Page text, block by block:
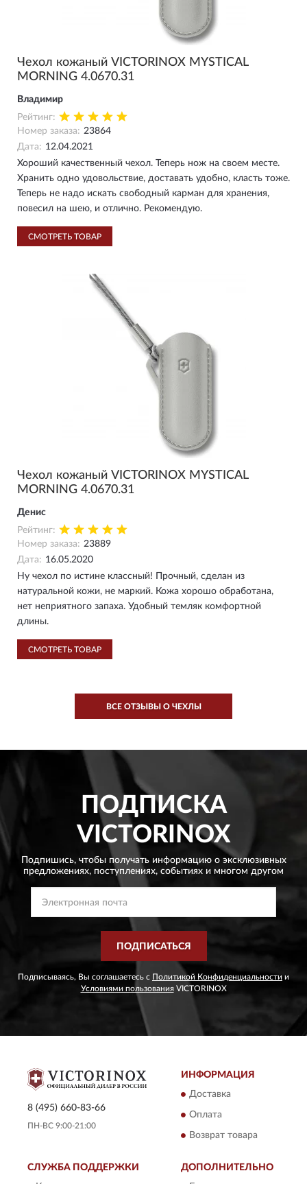
Чехол кожаный VICTORINOX MYSTICAL
MORNING 4.0670.31
Владимир
Рейтинг:
Номер заказа: 23864
Дата: 12.04.2021
Хороший качественный чехол. Теперь нож на своем месте.
Хранить одно удовольствие, доставать удобно, класть тоже.
Теперь не надо искать свободный карман для хранения,
повесил на шею, и отлично. Рекомендую.
СМОТРЕТЬ ТОВАР
Чехол кожаный VICTORINOX MYSTICAL
MORNING 4.0670.31
Денис
Рейтинг:
Номер заказа: 23889
Дата: 16.05.2020
Ну чехол по истине классный! Прочный, сделан из
натуральной кожи, не маркий. Кожа хорошо обработана,
нет неприятного запаха. Удобный темляк комфортной
длины.
СМОТРЕТЬ ТОВАР
ВСЕ ОТЗЫВЫ О ЧЕХЛЫ
ПОДПИСКА
VICTORINOX
Подпишись, чтобы получать информацию о эксклюзивных
предложениях, поступлениях, событиях и многом другом
ПОДПИСАТЬСЯ
Подписываясь, Вы соглашаетесь с Политикой Конфиденциальности и
Условиями пользованияVICTORINOX
8 (495) 660-83-66
ПН-ВС 9:00-21:00
ИНФОРМАЦИЯ
Доставка
Оплата
Возврат товара
СЛУЖБА ПОДДЕРЖКИ ДОПОЛНИТЕЛЬНО